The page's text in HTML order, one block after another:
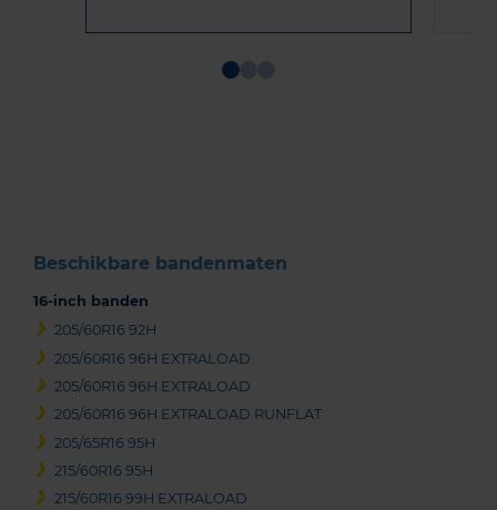
Beschikbare bandenmaten
16-inch banden
205/60R16 92H
205/60R16 96H EXTRALOAD
205/60R16 96H EXTRALOAD
205/60R16 96H EXTRALOAD RUNFLAT
205/65R16 95H
215/60R16 95H
215/60R16 99H EXTRALOAD